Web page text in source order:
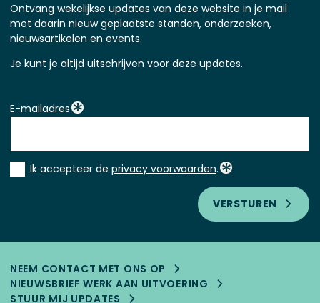
Ontvang wekelijkse updates van deze website in je mail
met daarin nieuw geplaatste standen, onderzoeken,
nieuwsartikelen en events.
Je kunt je altijd uitschrijven voor deze updates.
E-mailadres
Instemming
Ik accepteer de privacy voorwaarden.
VERSTUREN
NEEM CONTACT MET ONS OP
NIEUWSBRIEF WERK AAN UITVOERING
STUUR MIJ UPDATES